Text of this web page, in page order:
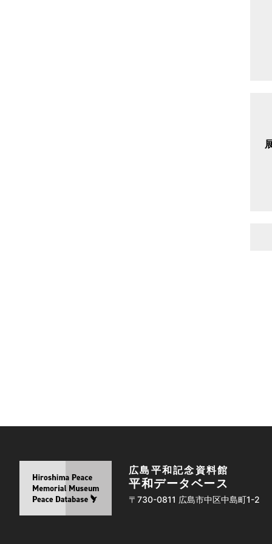
広島平和記念資料館
平和データベース
〒730-0811 広島市中区中島町1-2